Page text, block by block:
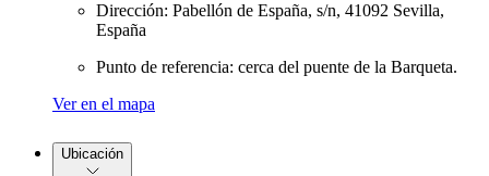
Dirección: Pabellón de España, s/n, 41092 Sevilla,
España
Punto de referencia: cerca del puente de la Barqueta.
Ver en el mapa
Ubicación